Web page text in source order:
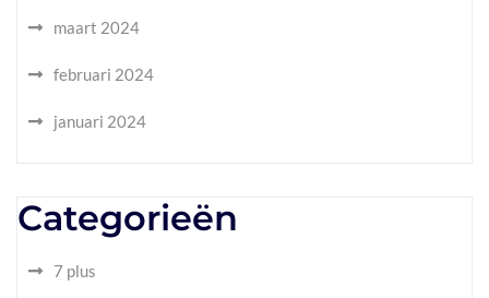
maart 2024
februari 2024
januari 2024
Categorieën
7 plus